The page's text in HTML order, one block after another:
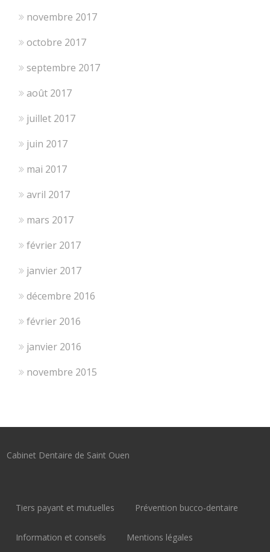
novembre 2017
octobre 2017
septembre 2017
août 2017
juillet 2017
juin 2017
mai 2017
avril 2017
mars 2017
février 2017
janvier 2017
décembre 2016
février 2016
janvier 2016
novembre 2015
Cabinet Dentaire de Saint Ouen
Tiers payant et mutuelles Prévention bucco-dentaire
Information et conseils Mentions légales